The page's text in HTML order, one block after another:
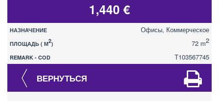
1,440 €
НАЗНАЧЕНИЕ Офисы, Коммерческое
ПЛОЩАДЬ ( М2) 72 m2
REMARK - COD T103567745
ВЕРНУТЬСЯ